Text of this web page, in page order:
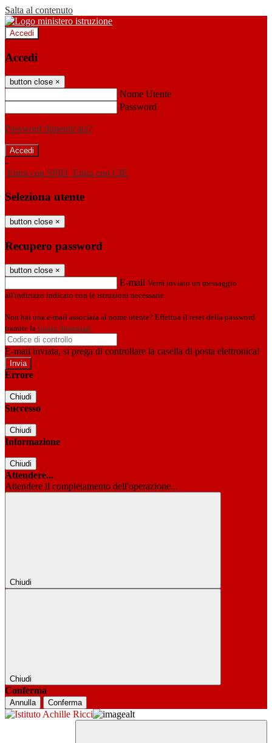
Salta al contenuto
Accedi
Accedi
button close ×
Nome Utente
Password
Password dimenticata?
-
Entra con SPID Entra con CIE
Seleziona utente
button close ×
Recupero password
button close ×
E-mail Verrà inviato un messaggio
all'indirizzo indicato con le istruzioni necessarie.
Non hai una e-mail associata al nome utente? Effettua il reset della password
tramite la Login Spaggiari
E-mail inviata, si prega di controllare la casella di posta elettronica!
Errore
Chiudi
Successo
Chiudi
Informazione
Chiudi
Attendere...
Attendere il completamento dell'operazione...
Chiudi
Chiudi
Conferma
Annulla Conferma